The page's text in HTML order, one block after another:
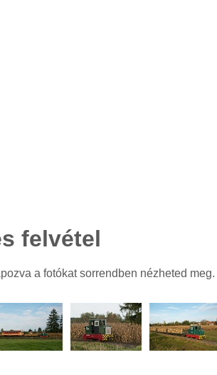
felvétel
a fotókat sorrendben nézheted meg.